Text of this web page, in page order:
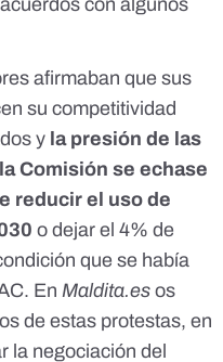
con algunos
afirmaban que sus
su competitividad
y la presión de las
Comisión se echase
reducir el uso de
o dejar el 4% de
que se había
. En Maldita.es os
de estas protestas, en
la negociación del